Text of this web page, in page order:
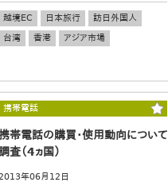
越境EC 日本旅行
訪日外国人
台湾
香港 アジア市場
携帯電話
帯電話の購買・使用動向について
査（4ヵ国）
年06月12日